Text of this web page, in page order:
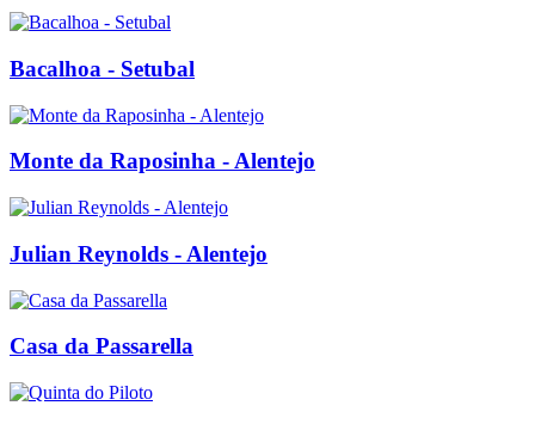
Bacalhoa - Setubal
Monte da Raposinha - Alentejo
Julian Reynolds - Alentejo
Casa da Passarella